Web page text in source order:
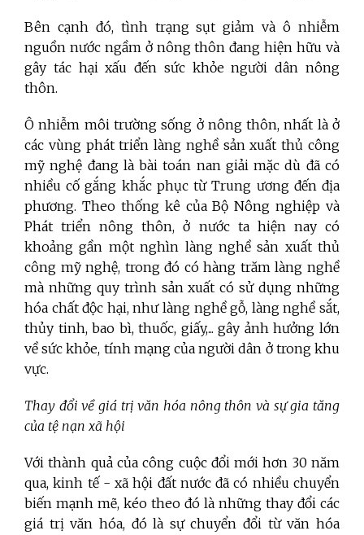
Bên cạnh đó, tình trạng sụt giảm và ô nhiễm
nguồn nước ngầm ở nông thôn đang hiện hữu và
gây tác hại xấu đến sức khỏe người dân nông
thôn.
Ô nhiễm môi trường sống ở nông thôn, nhất là ở
các vùng phát triển làng nghề sản xuất thủ công
mỹ nghệ đang là bài toán nan giải mặc dù đã có
nhiều cố gắng khắc phục từ Trung ương đến địa
phương. Theo thống kê của Bộ Nông nghiệp và
Phát triển nông thôn, ở nước ta hiện nay có
khoảng gần một nghìn làng nghề sản xuất thủ
công mỹ nghệ, trong đó có hàng trăm làng nghề
mà những quy trình sản xuất có sử dụng những
hóa chất độc hại, như làng nghề gỗ, làng nghề sắt,
thủy tinh, bao bì, thuốc, giấy,... gây ảnh hưởng lớn
về sức khỏe, tính mạng của người dân ở trong khu
vực.
Thay đổi về giá trị văn hóa nông thôn và sự gia tăng
của tệ nạn xã hội
Với thành quả của công cuộc đổi mới hơn 30 năm
qua, kinh tế - xã hội đất nước đã có nhiều chuyển
biến mạnh mẽ, kéo theo đó là những thay đổi các
giá trị văn hóa, đó là sự chuyển đổi từ văn hóa